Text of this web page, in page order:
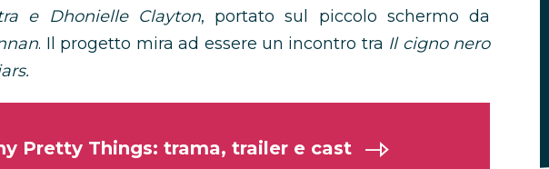
e Dhonielle Clayton, portato sul piccolo schermo da
. Il progetto mira ad essere un incontro tra Il cigno nero
Pretty Things: trama, trailer e cast